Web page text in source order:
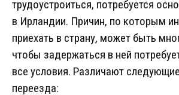
трудоустроиться, потребуется
в Ирландии. Причин, по которым
приехать в страну, может быть
чтобы задержаться в ней
все условия. Различают
переезда: